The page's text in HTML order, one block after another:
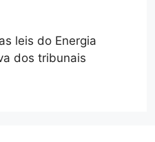
leis do Energia
dos tribunais